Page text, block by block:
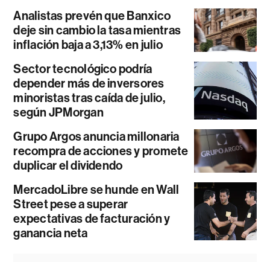
Analistas prevén que Banxico
deje sin cambio la tasa mientras
inflación baja a 3,13% en julio
Sector tecnológico podría
depender más de inversores
minoristas tras caída de julio,
según JPMorgan
Grupo Argos anuncia millonaria
recompra de acciones y promete
duplicar el dividendo
MercadoLibre se hunde en Wall
Street pese a superar
expectativas de facturación y
ganancia neta